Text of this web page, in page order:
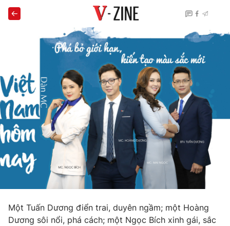
Một Tuấn Dương điển trai, duyên ngầm; một Hoàng
Dương sôi nổi, phá cách; một Ngọc Bích xinh gái, sắc